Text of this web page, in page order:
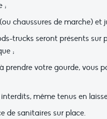
;
chaussures de marche) et
trucks seront présents sur
;
à prendre votre gourde, vous
même tenus en
de sanitaires sur place.